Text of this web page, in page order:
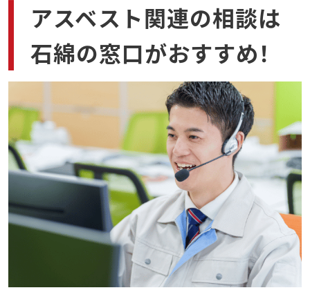
アスベスト関連の相談は
石綿の窓口がおすすめ！